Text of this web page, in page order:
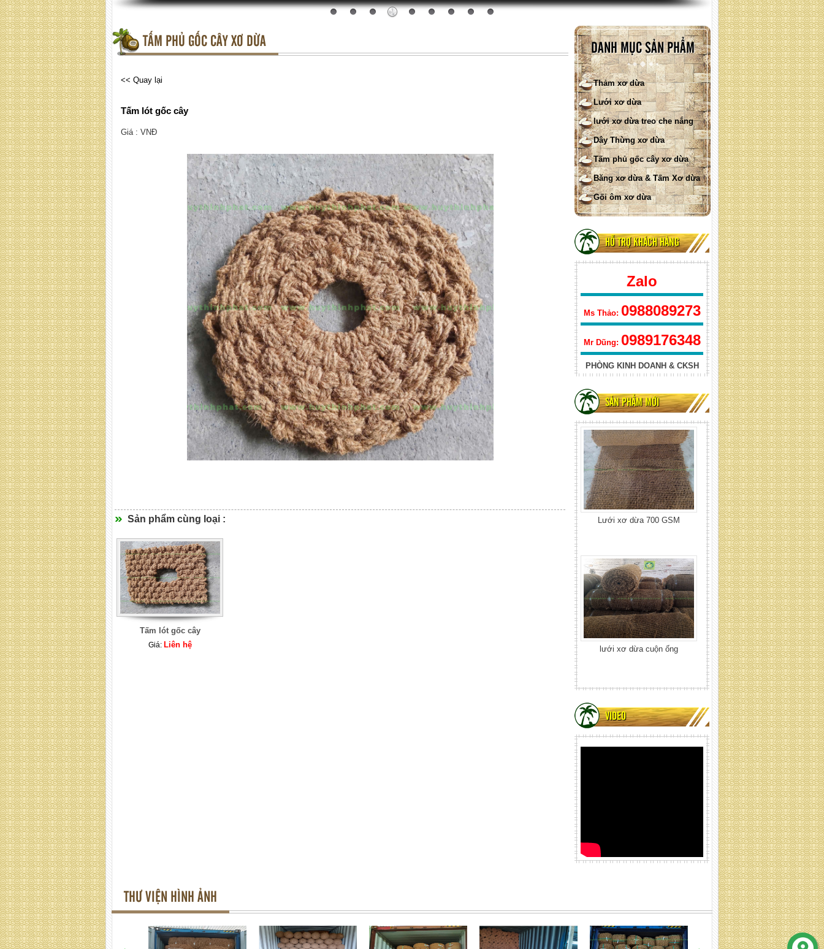
DANH MỤC SẢN PHẨM
Thảm xơ dừa
Lưới xơ dừa
lưới xơ dừa treo che nắng
Dây Thừng xơ dừa
Tấm phủ gốc cây xơ dừa
Băng xơ dừa & Tấm Xơ dừa
Gối ôm xơ dừa
HỖ TRỢ KHÁCH HÀNG
Zalo
Ms Thảo: 0988089273
Mr Dũng: 0989176348
PHÒNG KINH DOANH & CKSH
SẢN PHẨM MỚI
Lưới xơ dừa treo ( hình vuông)
lưới xơ dừa che nắng hình tam
giác
Lưới xơ dừa 400GSM
Lưới xơ dừa 700 GSM
lưới xơ dừa cuộn ống
Lưới xơ dừa
VIDEO
TẤM PHỦ GỐC CÂY XƠ DỪA
<< Quay lại
Tấm lót gốc cây
Giá : VNĐ
Sản phẩm cùng loại :
Tấm lót gốc cây
Giá: Liên hệ
THƯ VIỆN HÌNH ẢNH